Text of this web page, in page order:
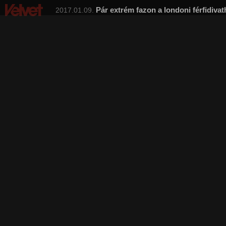
Pár extrém fazon a londoni
2017.01.09.